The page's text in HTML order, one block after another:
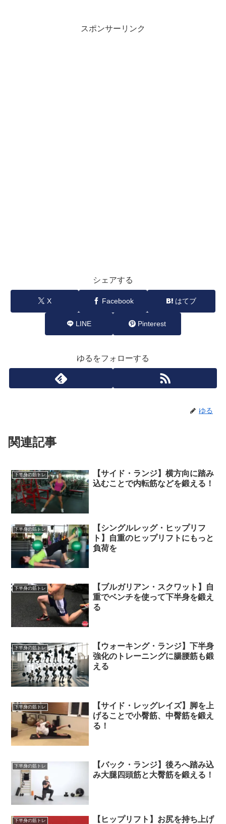
スポンサーリンク
シェアする
X Facebook はてブ
LINE Pinterest
ゆるをフォローする
ゆる
関連記事
下半身の筋トレ
【サイド・ランジ】横方向に踏み
込むことで内転筋などを鍛える！
下半身の筋トレ
【シングルレッグ・ヒップリフ
ト】自重のヒップリフトにもっと
負荷を
下半身の筋トレ
【ブルガリアン・スクワット】自
重でベンチを使って下半身を鍛え
る
下半身の筋トレ
【ウォーキング・ランジ】下半身
強化のトレーニングに腸腰筋も鍛
える
下半身の筋トレ
【サイド・レッグレイズ】脚を上
げることで小臀筋、中臀筋を鍛え
る！
下半身の筋トレ
【バック・ランジ】後ろへ踏み込
み大腿四頭筋と大臀筋を鍛える！
下半身の筋トレ 【ヒップリフト】お尻を持ち上げ